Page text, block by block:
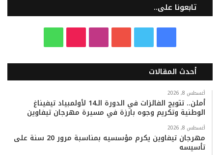
تابعونا على..
س
ب
و
ك
ي
ت
ر
ت
و
ب
س
ت
ق
ر
k
o
k
ت
س
ا
ب
أحدث المقالات
أغسطس 8, 2026
أملن.. تتويج الفائزات في الدورة الـ14 لأولمبياد تيفيناغ
الوطنية وتكريم وجوه بارزة في مسيرة مهرجان تيفاوين
أغسطس 8, 2026
مهرجان تيفاوين يكرم مؤسسيه بمناسبة مرور 20 سنة على
تأسيسه